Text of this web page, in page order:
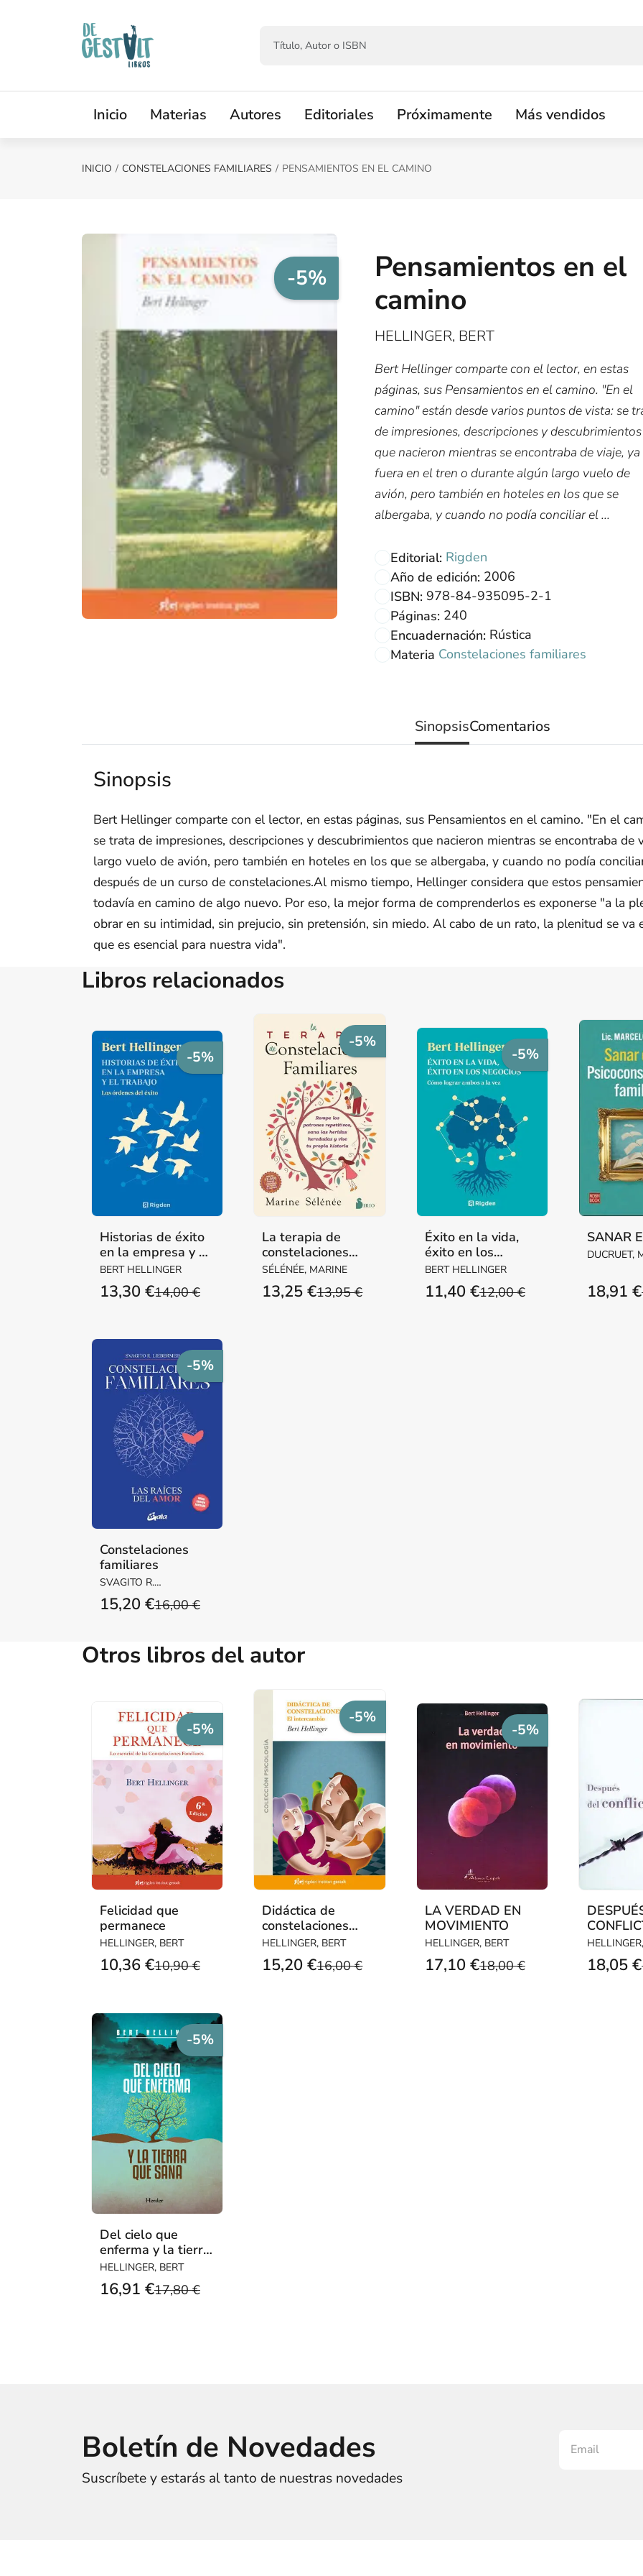
Inicio Materias Autores Editoriales Próximamente Más vendidos
INICIO CONSTELACIONES FAMILIARES PENSAMIENTOS EN EL CAMINO
-5%
Pensamientos en el
camino
HELLINGER, BERT
Bert Hellinger comparte con el lector, en estas
páginas, sus Pensamientos en el camino. "En el
camino" están desde varios puntos de vista: se
de impresiones, descripciones y descubrimientos
que nacieron mientras se encontraba de viaje, ya
fuera en el tren o durante algún largo vuelo de
avión, pero también en hoteles en los que se
albergaba, y cuando no podía conciliar el ...
Editorial: Rigden
Año de edición: 2006
ISBN: 978-84-935095-2-1
Páginas: 240
Encuadernación: Rústica
Materia Constelaciones familiares
SinopsisComentarios
Sinopsis
Bert Hellinger comparte con el lector, en estas páginas, sus Pensamientos en el camino. "En el
se trata de impresiones, descripciones y descubrimientos que nacieron mientras se encontraba
largo vuelo de avión, pero también en hoteles en los que se albergaba, y cuando no podía
después de un curso de constelaciones.Al mismo tiempo, Hellinger considera que estos
todavía en camino de algo nuevo. Por eso, la mejor forma de comprenderlos es exponerse "a la
obrar en su intimidad, sin prejucio, sin pretensión, sin miedo. Al cabo de un rato, la plenitud se
que es esencial para nuestra vida".
Libros relacionados
-5%
Historias de éxito
en la empresa y el
trabajo
BERT HELLINGER
14,00 €
13,30 €
-5%
La terapia de
constelaciones
familiares
SÉLÉNÉE, MARINE
13,95 €
13,25 €
-5%
Éxito en la vida,
éxito en los
negocios
BERT HELLINGER
12,00 €
11,40 €
SANAR
DUCRUET,
18,91 €
-5%
Constelaciones
familiares
SVAGITO R.
LIEBERMEISTER
16,00 €
15,20 €
Otros libros del autor
-5%
Felicidad que
permanece
HELLINGER, BERT
10,90 €
10,36 €
-5%
Didáctica de
constelaciones
familiares
HELLINGER, BERT
16,00 €
15,20 €
-5%
LA VERDAD EN
MOVIMIENTO
HELLINGER, BERT
18,00 €
17,10 €
PAZ
18,05 €
-5%
Del cielo que
enferma y la tierra
que sana
HELLINGER, BERT
17,80 €
16,91 €
Boletín de Novedades
Suscríbete y estarás al tanto de nuestras novedades